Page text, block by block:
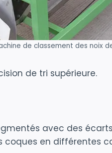
de classement des noix
de tri supérieure.
avec des
coques en différentes